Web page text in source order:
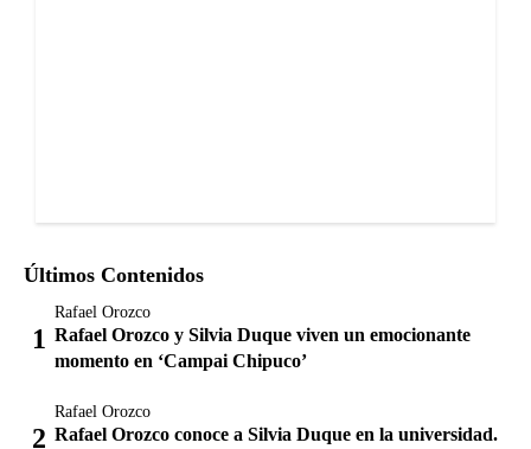
Últimos Contenidos
Rafael Orozco
Rafael Orozco y Silvia Duque viven un emocionante
momento en ‘Campai Chipuco’
Rafael Orozco
Rafael Orozco conoce a Silvia Duque en la universidad.